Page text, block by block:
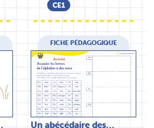
CE1
FICHE PÉDAGOGIQUE
Un abécédaire des…